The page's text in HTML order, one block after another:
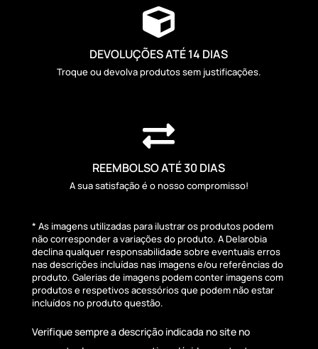

DEVOLUÇÕES ATÉ 14 DIAS
Troque ou devolva produtos sem justificações.

REEMBOLSO ATÉ 30 DIAS
A sua satisfação é o nosso compromisso!
* As imagens utilizadas para ilustrar os produtos podem
não corresponder a variações do produto. A Delarobia
declina qualquer responsabilidade sobre eventuais erros
nas descrições incluídas nas imagens e/ou referências do
produto. Galerias de imagens podem conter imagens com
produtos e respetivos acessórios que podem não estar
incluídos no produto questão.
Verifique sempre a descrição indicada no site no